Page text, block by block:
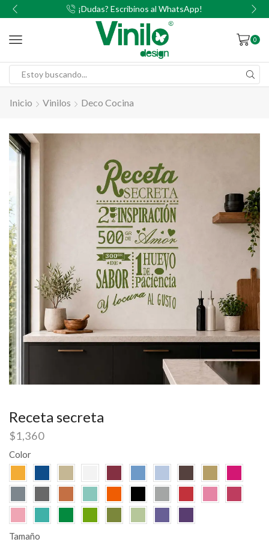
¡Dudas? Escribinos al WhatsApp!
0
Inicio Vinilos Deco Cocina
Receta secreta
$1,360
Color
Tamaño